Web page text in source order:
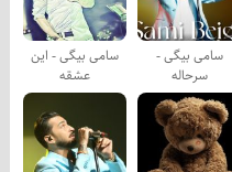
سامی بیگی -
سرحاله
سامی بیگی - این
عشقه